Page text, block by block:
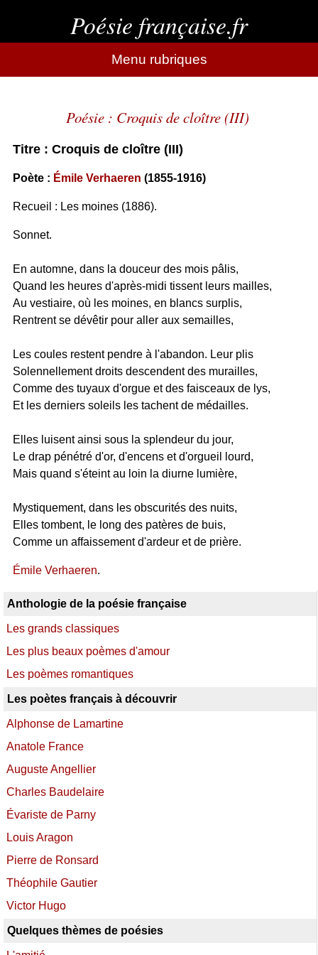
Poésie française.fr
Menu rubriques
Poésie : Croquis de cloître (III)
Titre : Croquis de cloître (III)
Poète : Émile Verhaeren (1855-1916)
Recueil : Les moines (1886).
Sonnet.
En automne, dans la douceur des mois pâlis,
Quand les heures d'après-midi tissent leurs mailles,
Au vestiaire, où les moines, en blancs surplis,
Rentrent se dévêtir pour aller aux semailles,
Les coules restent pendre à l'abandon. Leur plis
Solennellement droits descendent des murailles,
Comme des tuyaux d'orgue et des faisceaux de lys,
Et les derniers soleils les tachent de médailles.
Elles luisent ainsi sous la splendeur du jour,
Le drap pénétré d'or, d'encens et d'orgueil lourd,
Mais quand s'éteint au loin la diurne lumière,
Mystiquement, dans les obscurités des nuits,
Elles tombent, le long des patères de buis,
Comme un affaissement d'ardeur et de prière.
Émile Verhaeren.
Anthologie de la poésie française
Les grands classiques
Les plus beaux poèmes d'amour
Les poèmes romantiques
Les poètes français à découvrir
Alphonse de Lamartine
Anatole France
Auguste Angellier
Charles Baudelaire
Évariste de Parny
Louis Aragon
Pierre de Ronsard
Théophile Gautier
Victor Hugo
Quelques thèmes de poésies